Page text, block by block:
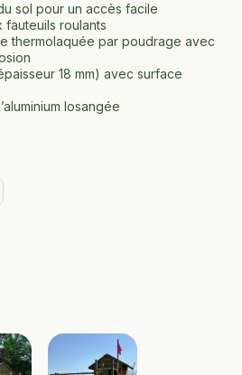
sol pour un accès facile
roulants
thermolaquée par poudrage avec
18 mm) avec surface
losangée